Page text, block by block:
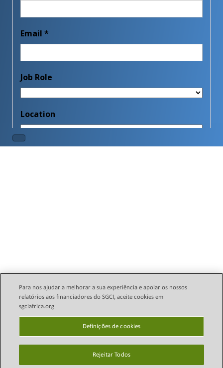
Direitos autorais © 2024
Science Granting Councils
Initiative (SGCI)
política de Privacidade
Definições de cookies
Para nos ajudar a melhorar a sua experiência e apoiar os nossos
relatórios aos financiadores do SGCI, aceite cookies em
sgciafrica.org
Definições de cookies
Rejeitar Todos